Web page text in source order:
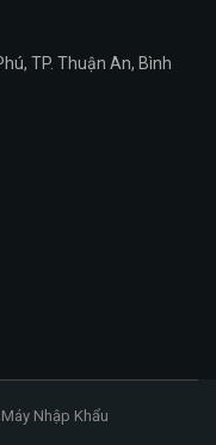
TP. Thuận An, Bình
Nhập Khẩu